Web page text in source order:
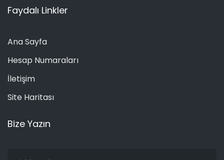
Faydalı Linkler
Ana Sayfa
Hesap Numaraları
İletişim
Site Haritası
Bize Yazın